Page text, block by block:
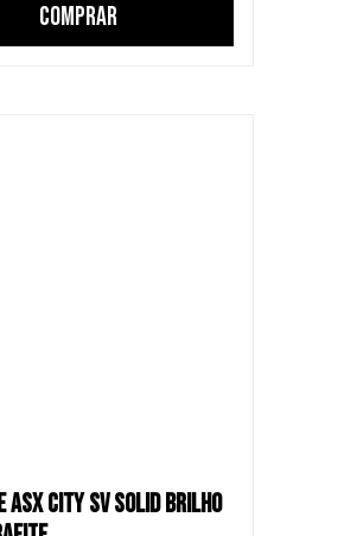
COMPRAR
ASX CITY SV SOLID BRILHO